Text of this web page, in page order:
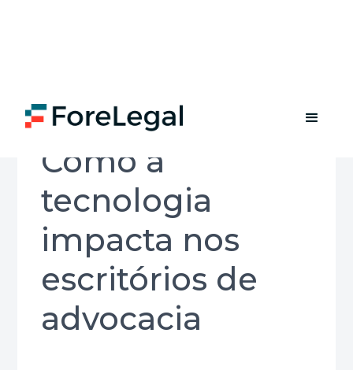
Como a
tecnologia
impacta nos
escritórios de
advocacia